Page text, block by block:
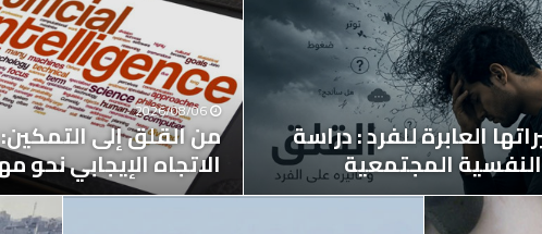
العابرة للفرد : دراسة
المجتمعية
2026/08/06
من القلق إلى
الاتجاه الإيجابي نحو